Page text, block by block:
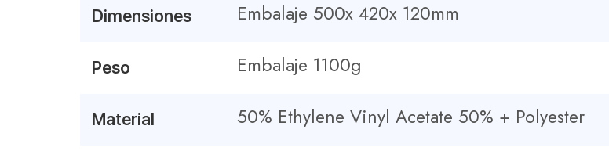
Dimensiones Embalaje 500x 420x 120mm
Peso Embalaje 1100g
Material 50% Ethylene Vinyl Acetate 50% + Polyester